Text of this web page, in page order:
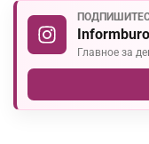
Главное за